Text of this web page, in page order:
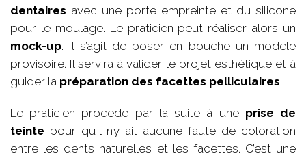
dentaires avec une porte empreinte et du silicone
pour le moulage. Le praticien peut réaliser alors un
mock-up. Il s’agit de poser en bouche un modèle
provisoire. Il servira à valider le projet esthétique et à
guider la préparation des facettes pelliculaires.
Le praticien procède par la suite à une prise de
teinte pour qu’il n’y ait aucune faute de coloration
entre les dents naturelles et les facettes. C’est une